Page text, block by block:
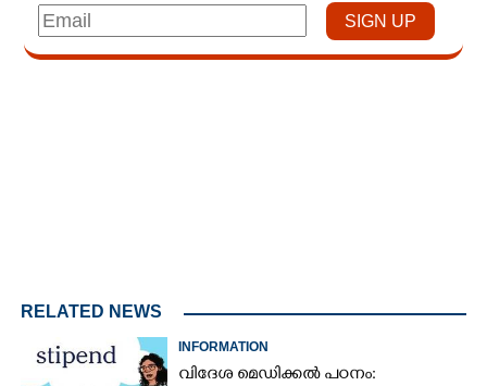
RELATED NEWS
INFORMATION
വിദേശ മെഡിക്കൽ പഠനം: